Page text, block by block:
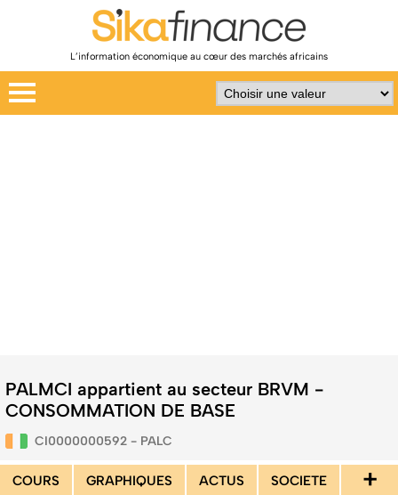
L’information économique au cœur des marchés africains
PALMCI appartient au secteur BRVM -
CONSOMMATION DE BASE
CI0000000592 - PALC
COURS GRAPHIQUES ACTUS SOCIETE +